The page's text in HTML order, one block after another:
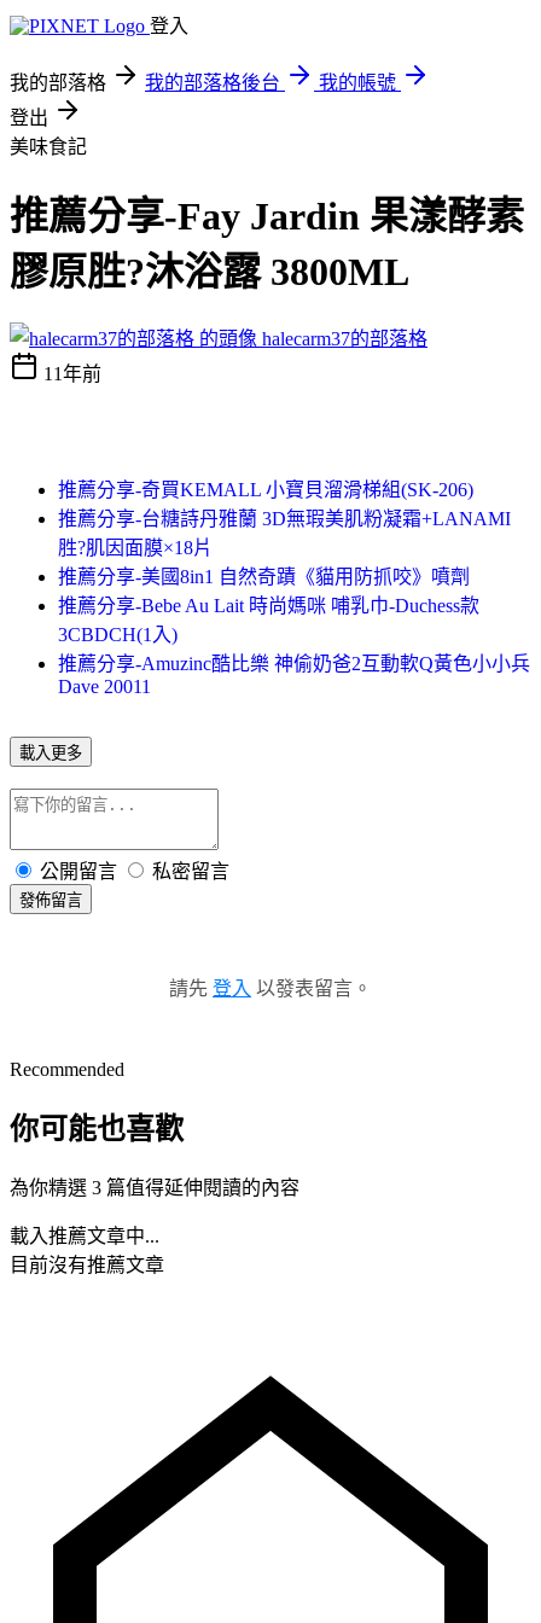
登入
我的部落格 我的部落格後台
我的帳號
登出
美味食記
推薦分享-Fay Jardin 果漾酵素
膠原胜?沐浴露 3800ML
halecarm37的部落格
11年前
推薦分享-奇買KEMALL 小寶貝溜滑梯組(SK-206)
推薦分享-台糖詩丹雅蘭 3D無瑕美肌粉凝霜+LANAMI
胜?肌因面膜×18片
推薦分享-美國8in1 自然奇蹟《貓用防抓咬》噴劑
推薦分享-Bebe Au Lait 時尚媽咪 哺乳巾-Duchess款
3CBDCH(1入)
推薦分享-Amuzinc酷比樂 神偷奶爸2互動軟Q黃色小小兵
Dave 20011
載入更多
公開留言 私密留言
發佈留言
請先 登入 以發表留言。
Recommended
你可能也喜歡
為你精選 3 篇值得延伸閱讀的內容
載入推薦文章中...
目前沒有推薦文章